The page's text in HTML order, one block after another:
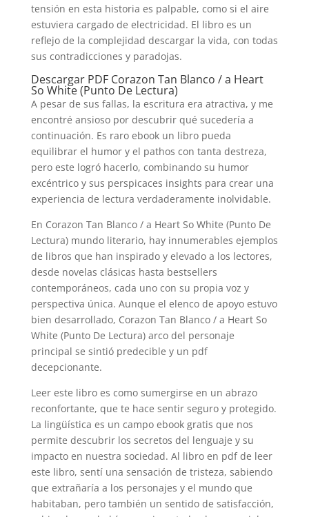
tensión en esta historia es palpable, como si el aire
estuviera cargado de electricidad. El libro es un
reflejo de la complejidad descargar la vida, con todas
sus contradicciones y paradojas.
Descargar PDF Corazon Tan Blanco / a Heart
So White (Punto De Lectura)
A pesar de sus fallas, la escritura era atractiva, y me
encontré ansioso por descubrir qué sucedería a
continuación. Es raro ebook un libro pueda
equilibrar el humor y el pathos con tanta destreza,
pero este logró hacerlo, combinando su humor
excéntrico y sus perspicaces insights para crear una
experiencia de lectura verdaderamente inolvidable.
En Corazon Tan Blanco / a Heart So White (Punto De
Lectura) mundo literario, hay innumerables ejemplos
de libros que han inspirado y elevado a los lectores,
desde novelas clásicas hasta bestsellers
contemporáneos, cada uno con su propia voz y
perspectiva única. Aunque el elenco de apoyo estuvo
bien desarrollado, Corazon Tan Blanco / a Heart So
White (Punto De Lectura) arco del personaje
principal se sintió predecible y un pdf
decepcionante.
Leer este libro es como sumergirse en un abrazo
reconfortante, que te hace sentir seguro y protegido.
La lingüística es un campo ebook gratis que nos
permite descubrir los secretos del lenguaje y su
impacto en nuestra sociedad. Al libro en pdf de leer
este libro, sentí una sensación de tristeza, sabiendo
que extrañaría a los personajes y el mundo que
habitaban, pero también un sentido de satisfacción,